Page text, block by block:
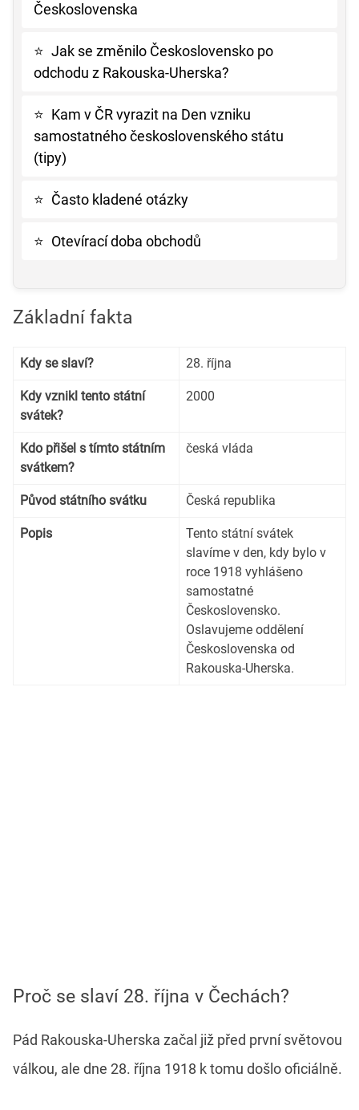
Československa
⭐ Jak se změnilo Československo po
odchodu z Rakouska-Uherska?
⭐ Kam v ČR vyrazit na Den vzniku
samostatného československého státu
(tipy)
⭐ Často kladené otázky
⭐ Otevírací doba obchodů
Základní fakta
Kdy se slaví? 28. října
Kdy vznikl tento státní
svátek?
2000
Kdo přišel s tímto státním
svátkem?
česká vláda
Původ státního svátku Česká republika
Popis
Tento státní svátek
slavíme v den, kdy bylo v
roce 1918 vyhlášeno
samostatné
Československo.
Oslavujeme oddělení
Československa od
Rakouska-Uherska.
Proč se slaví 28. října v Čechách?
Pád Rakouska-Uherska začal již před první světovou
válkou, ale dne 28. října 1918 k tomu došlo oficiálně.